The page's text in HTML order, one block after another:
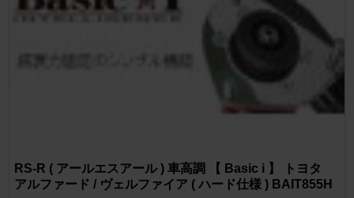
RS-R ( アールエスアール ) 車高調 【 Basic i 】 トヨタ
アルファード / ヴェルファイア ( ハード仕様 ) BAIT855H